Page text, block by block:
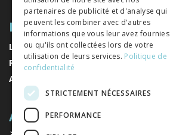
PLAN DU SITE
LIVRES
REVUES
AUTEURS
A PROPOS
partenaires de publicité et d'analyse qui
peuvent les combiner avec d'autres
informations que vous leur avez fournies
ou qu'ils ont collectées lors de votre
utilisation de leurs services. Politique de
confidentialité
STRICTEMENT NÉCESSAIRES
PERFORMANCE